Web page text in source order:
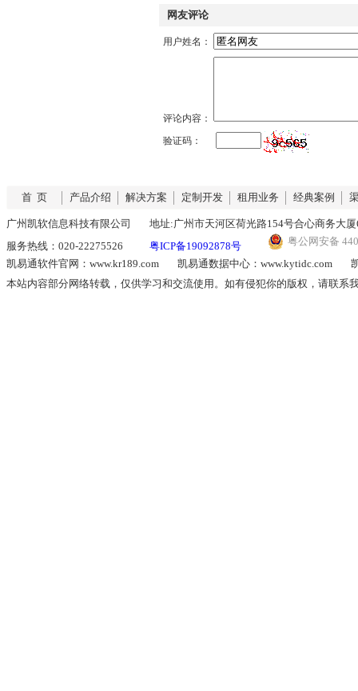
网友评论
用户姓名：
评论内容：
验证码：
首 页 产品介绍 解决方案 定制开发 租用业务 经典案例
广州凯软信息科技有限公司
地址:广州市天河区荷光路154号合心商务大厦
服务热线：020-22275526
粤ICP备19092878号
粤公网安备
凯易通软件官网：www.kr189.com
凯易通数据中心：www.kytidc.com
本站内容部分网络转载，仅供学习和交流使用。如有侵犯你的版权，请联系